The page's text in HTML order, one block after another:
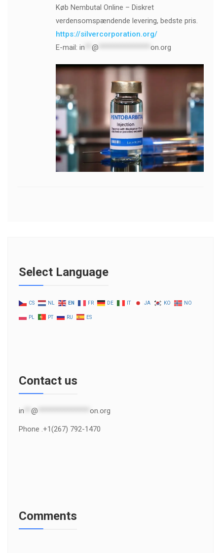
Køb Nembutal Online – Diskret
verdensomspændende levering, bedste pris.
https://silvercorporation.org/
E-mail: in @ on.org
Select Language
CS NL EN FR DE JA KO NO
PL PT RU ES
Contact us
in @ on.org
Phone .+1(267) 792-1470
Comments